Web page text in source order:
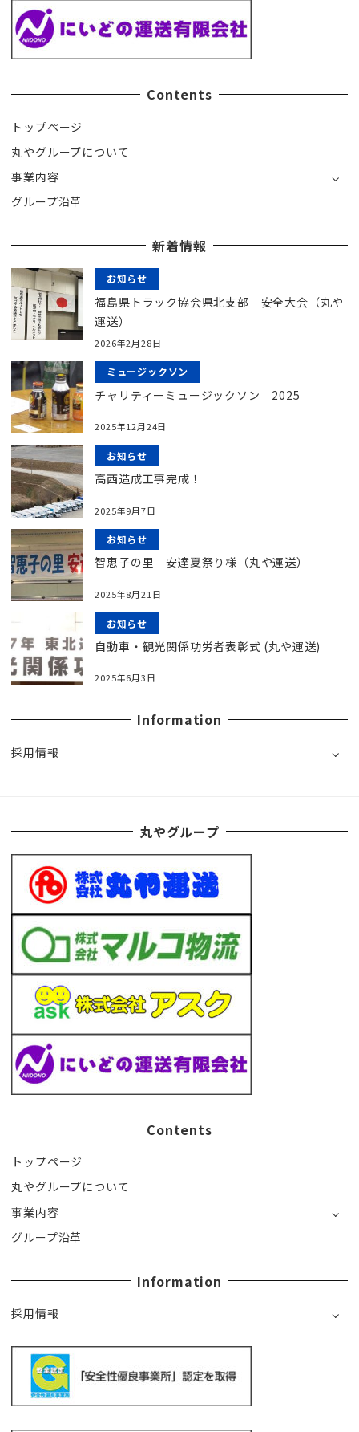
Contents
トップページ
丸やグループについて
事業内容
グループ沿革
新着情報
お知らせ
福島県トラック協会県北支部 安全大会（丸や
運送）
2026年2月28日
ミュージックソン
チャリティーミュージックソン 2025
2025年12月24日
お知らせ
高西造成工事完成！
2025年9月7日
お知らせ
智恵子の里 安達夏祭り様（丸や運送）
2025年8月21日
お知らせ
自動車・観光関係功労者表彰式 (丸や運送)
2025年6月3日
Information
採用情報
丸やグループ
Contents
トップページ
丸やグループについて
事業内容
グループ沿革
Information
採用情報